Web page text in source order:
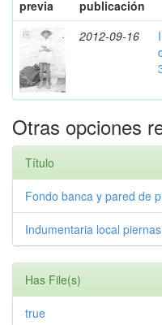
previa
publicación
2012-09-16
Otras opciones
Título
Fondo banca y pared de
Indumentaria local
Has File(s)
true